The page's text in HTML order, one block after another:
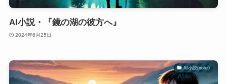
AI小説・『鏡の湖の彼方へ』
2024年6月25日
AI小説(note)